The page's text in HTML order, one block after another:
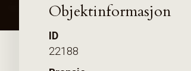
Objektinformasjon
ID
22188